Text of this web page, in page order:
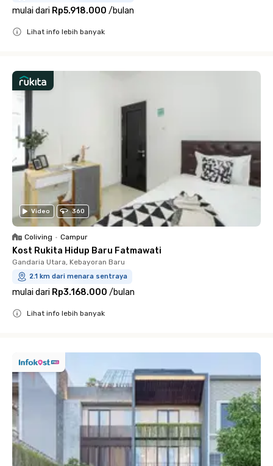
mulai dari Rp5.918.000 /bulan
Lihat info lebih banyak
Video 360
Coliving • Campur
Kost Rukita Hidup Baru Fatmawati
Gandaria Utara, Kebayoran Baru
2.1 km dari menara sentraya
mulai dari Rp3.168.000 /bulan
Lihat info lebih banyak